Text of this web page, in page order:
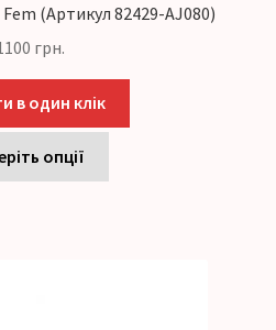
(Артикул 82429-AJ080)
грн.
в один клік
опції